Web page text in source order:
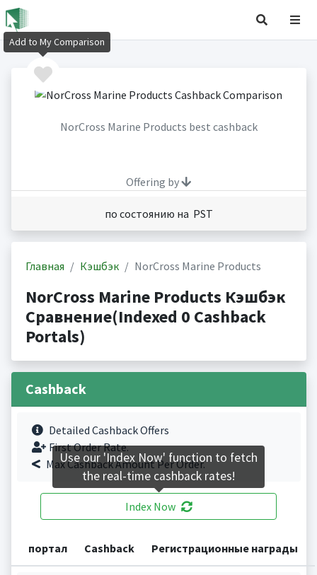
NorCross Marine Products best cashback
Offering by
по состоянию на PST
Главная Кэшбэк NorCross Marine Products
NorCross Marine Products Кэшбэк
Сравнение(Indexed 0 Cashback
Portals)
Cashback
Detailed Cashback Offers
First Order Rate.
Max Cashback Amount Per Order.
Index Now
портал Cashback Регистрационные награды
Add to My Comparison
Use our 'Index Now' function to fetch
the real-time cashback rates!